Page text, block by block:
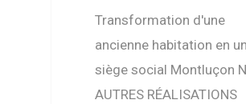
Transformation d'une
ancienne habitation en un
siège social Montluçon
AUTRES RÉALISATIONS